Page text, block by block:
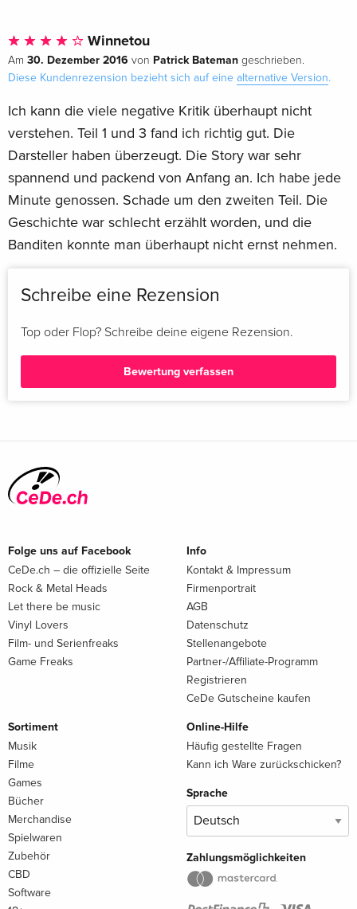
Winnetou
Am 30. Dezember 2016 von Patrick Bateman geschrieben.
Diese Kundenrezension bezieht sich auf eine alternative Version.
Ich kann die viele negative Kritik überhaupt nicht
verstehen. Teil 1 und 3 fand ich richtig gut. Die
Darsteller haben überzeugt. Die Story war sehr
spannend und packend von Anfang an. Ich habe jede
Minute genossen. Schade um den zweiten Teil. Die
Geschichte war schlecht erzählt worden, und die
Banditen konnte man überhaupt nicht ernst nehmen.
Schreibe eine Rezension
Top oder Flop? Schreibe deine eigene Rezension.
Bewertung verfassen
Folge uns auf Facebook
CeDe.ch – die offizielle Seite
Rock & Metal Heads
Let there be music
Vinyl Lovers
Film- und Serienfreaks
Game Freaks
Info
Kontakt & Impressum
Firmenportrait
AGB
Datenschutz
Stellenangebote
Partner-/Affiliate-Programm
Registrieren
CeDe Gutscheine kaufen
Sortiment
Musik
Filme
Games
Bücher
Merchandise
Spielwaren
Zubehör
CBD
Software
Online-Hilfe
Häufig gestellte Fragen
Kann ich Ware zurückschicken?
Sprache
Zahlungsmöglichkeiten